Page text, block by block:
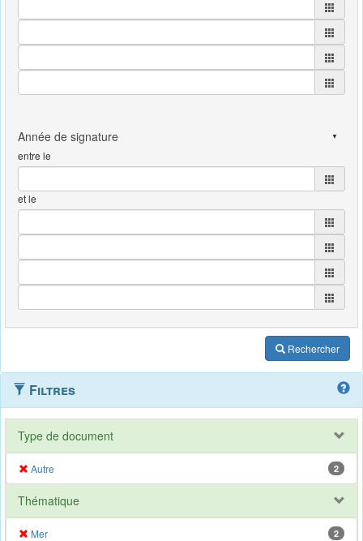
entre le
et le
Rechercher
Filtres
Type de document
Autre 2
Thématique
Mer 2